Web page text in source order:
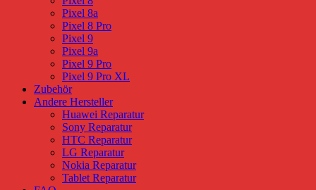
Pixel 8a
Pixel 8 Pro
Pixel 9
Pixel 9a
Pixel 9 Pro
Pixel 9 Pro XL
Zubehör
Andere Hersteller
Huawei Reparatur
Sony Reparatur
HTC Reparatur
LG Reparatur
Nokia Reparatur
Tablet Reparatur